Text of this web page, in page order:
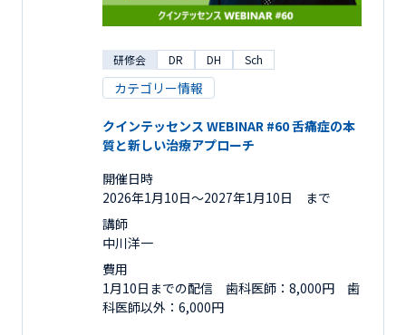
研修会 DR DH Sch
カテゴリー情報
クインテッセンス WEBINAR #60 舌痛症の本
質と新しい治療アプローチ
開催日時
2026年1月10日〜2027年1月10日 まで
講師
中川洋一
費用
1月10日までの配信 歯科医師：8,000円 歯
科医師以外：6,000円